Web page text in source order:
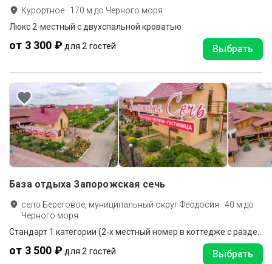
Курортное · 170 м до Черного моря
Люкс 2-местный с двухспальной кроватью
от 3 300 ₽ для 2 гостей Выбрать
База отдыха Запорожская сечь
село Береговое, муниципальный округ Феодосия ·40 м до
Черного моря
от 3 500 ₽ для 2 гостей Выбрать